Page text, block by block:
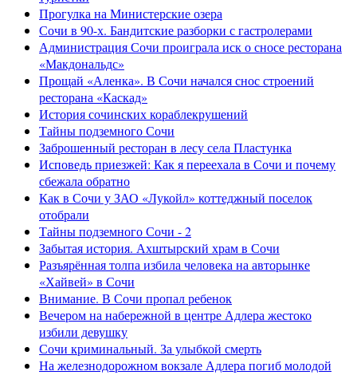
Прогулка на Министерские озера
Сочи в 90-х. Бандитские разборки с гастролерами
Администрация Сочи проиграла иск о сносе ресторана
«Макдональдс»
Прощай «Аленка». В Сочи начался снос строений
ресторана «Каскад»
История сочинских кораблекрушений
Тайны подземного Сочи
Заброшенный ресторан в лесу села Пластунка
Исповедь приезжей: Как я переехала в Сочи и почему
сбежала обратно
Как в Сочи у ЗАО «Лукойл» коттеджный поселок
отобрали
Тайны подземного Сочи - 2
Забытая история. Ахштырский храм в Сочи
Разъярённая толпа избила человека на авторынке
«Хайвей» в Сочи
Внимание. В Сочи пропал ребенок
Вечером на набережной в центре Адлера жестоко
избили девушку
Сочи криминальный. За улыбкой смерть
На железнодорожном вокзале Адлера погиб молодой